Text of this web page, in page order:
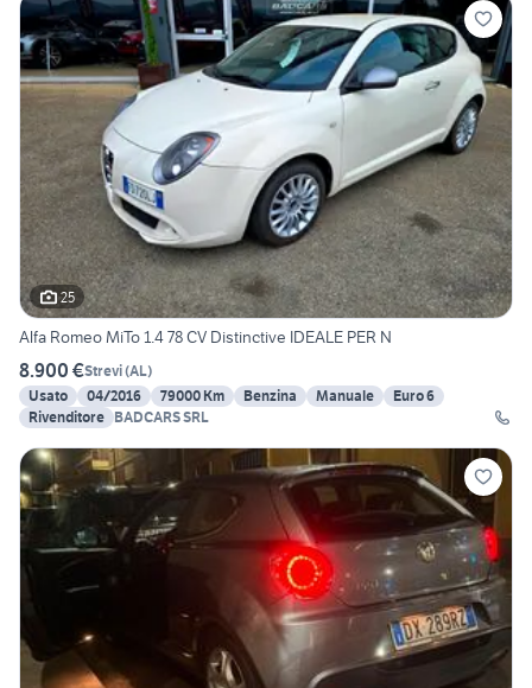
25
Alfa Romeo MiTo 1.4 78 CV Distinctive IDEALE PER N
8.900 €Strevi(AL)
Usato
04/2016 79000 Km Benzina Manuale
Euro 6
Rivenditore BADCARS SRL